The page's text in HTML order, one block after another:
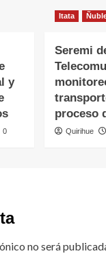
y
0
Itata
Seremi
proceso
Quirihue
no será